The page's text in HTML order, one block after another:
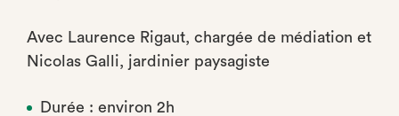
Avec Laurence Rigaut, chargée de médiation et
Nicolas Galli, jardinier paysagiste
Durée : environ 2h